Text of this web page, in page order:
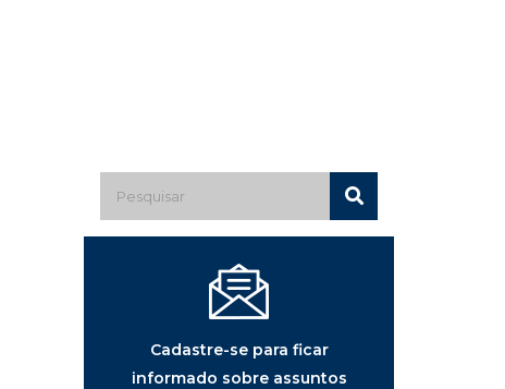
Cadastre-se para ficar
informado sobre assuntos